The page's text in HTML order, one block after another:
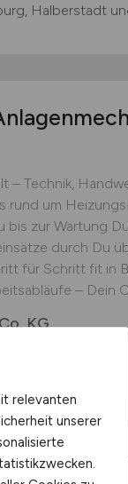
Halberstadt
– Technik,
rund um
bis zur Wartung
durch Du
für Schritt fit in
– Dein
KG
relevanten
unserer